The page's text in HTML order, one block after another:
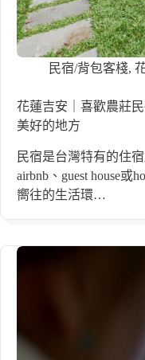
民宿/背包客棧,
花蓮吉安｜喜歡農莊
美好的地方
民宿是台灣特有的住
airbnb、guest house或
嚮往的生活環…